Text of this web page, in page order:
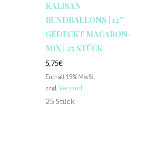
KALISAN
RUNDBALLONS | 12″
GEDECKT MACARON-
MIX | 25 STÜCK
5,75€
Enthält 19% MwSt.
zzgl.Versand
25 Stück